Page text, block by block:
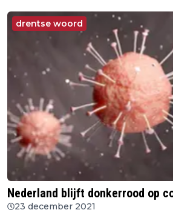
drentse woord
Nederland blijft donkerrood op
23 december 2021